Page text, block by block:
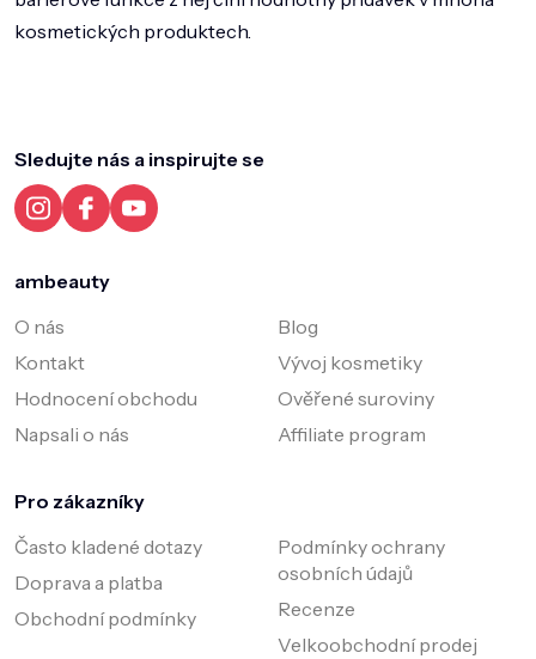
kosmetických produktech.
Sledujte nás a inspirujte se
ambeauty
O nás
Kontakt
Hodnocení obchodu
Napsali o nás
Blog
Vývoj kosmetiky
Ověřené suroviny
Affiliate program
Pro zákazníky
Často kladené dotazy
Doprava a platba
Obchodní podmínky
Podmínky ochrany
osobních údajů
Recenze
Velkoobchodní prodej